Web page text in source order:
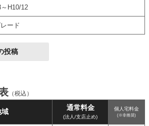
～H10/12
ード
投稿
（税込）
域 通常料金
(法人/支店止め)
個人宅料金
(※非推奨)